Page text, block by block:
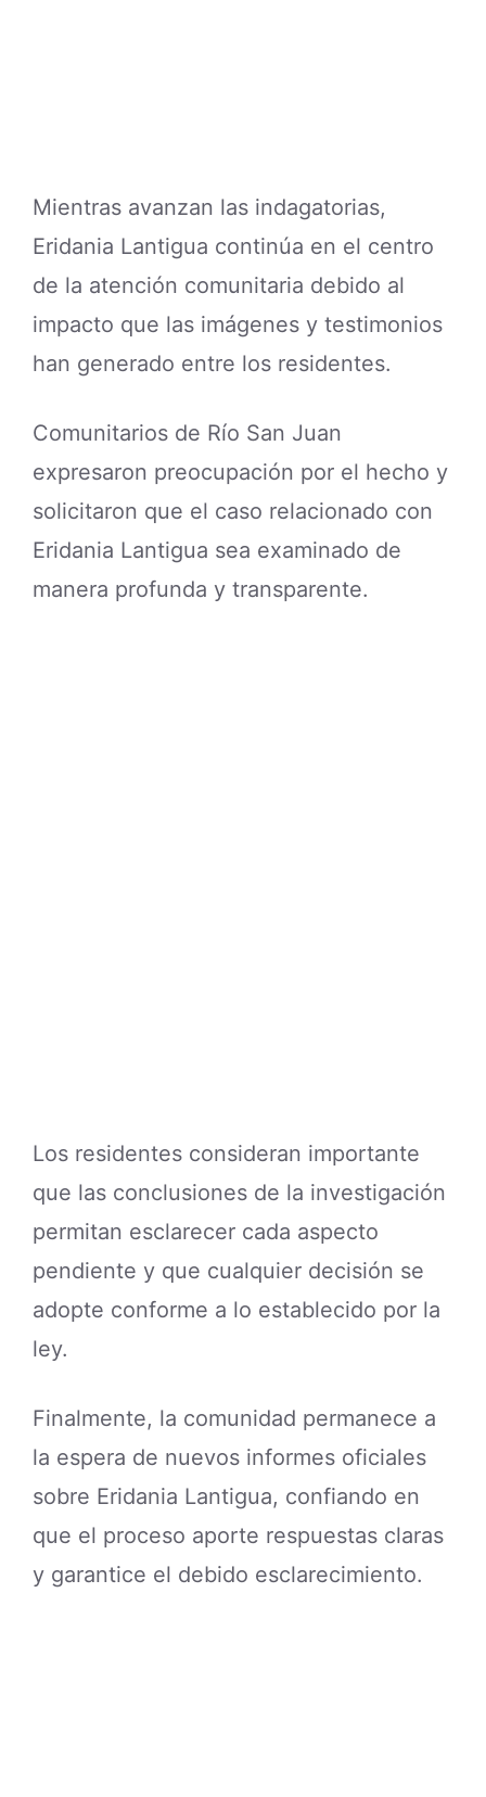
Mientras avanzan las indagatorias,
Eridania Lantigua continúa en el centro
de la atención comunitaria debido al
impacto que las imágenes y testimonios
han generado entre los residentes.
Comunitarios de Río San Juan
expresaron preocupación por el hecho y
solicitaron que el caso relacionado con
Eridania Lantigua sea examinado de
manera profunda y transparente.
Los residentes consideran importante
que las conclusiones de la investigación
permitan esclarecer cada aspecto
pendiente y que cualquier decisión se
adopte conforme a lo establecido por la
ley.
Finalmente, la comunidad permanece a
la espera de nuevos informes oficiales
sobre Eridania Lantigua, confiando en
que el proceso aporte respuestas claras
y garantice el debido esclarecimiento.